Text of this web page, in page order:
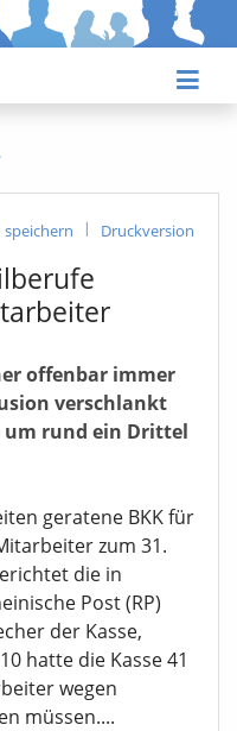
speichern | Druckversion
offenbar immer
verschlankt
um rund ein Drittel
geratene BKK für
zum 31.
die in
Post (RP)
der Kasse,
hatte die Kasse 41
wegen
müssen....